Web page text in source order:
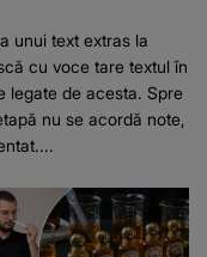
unui text extras la
cu voce tare textul în
legate de acesta. Spre
nu se acordă note,